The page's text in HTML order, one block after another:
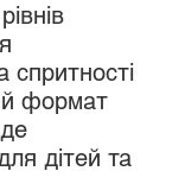
спритності
формат
дітей та